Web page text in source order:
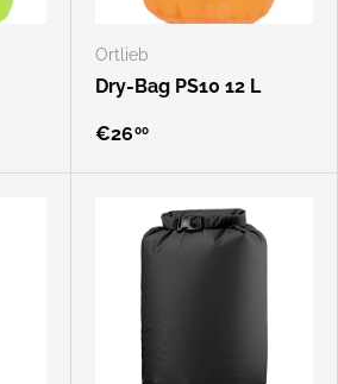
Ortlieb
Dry-Bag PS10 12 L
€2600